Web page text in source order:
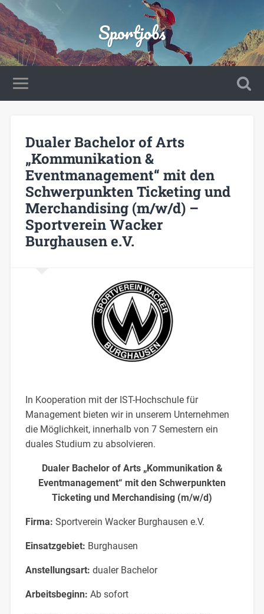
Sportjobs
Dualer Bachelor of Arts
„Kommunikation &
Eventmanagement“ mit den
Schwerpunkten Ticketing und
Merchandising (m/w/d) –
Sportverein Wacker
Burghausen e.V.
In Kooperation mit der IST-Hochschule für
Management bieten wir in unserem Unternehmen
die Möglichkeit, innerhalb von 7 Semestern ein
duales Studium zu absolvieren.
Dualer Bachelor of Arts „Kommunikation &
Eventmanagement“ mit den Schwerpunkten
Ticketing und Merchandising (m/w/d)
Firma: Sportverein Wacker Burghausen e.V.
Einsatzgebiet: Burghausen
Anstellungsart: dualer Bachelor
Arbeitsbeginn: Ab sofort